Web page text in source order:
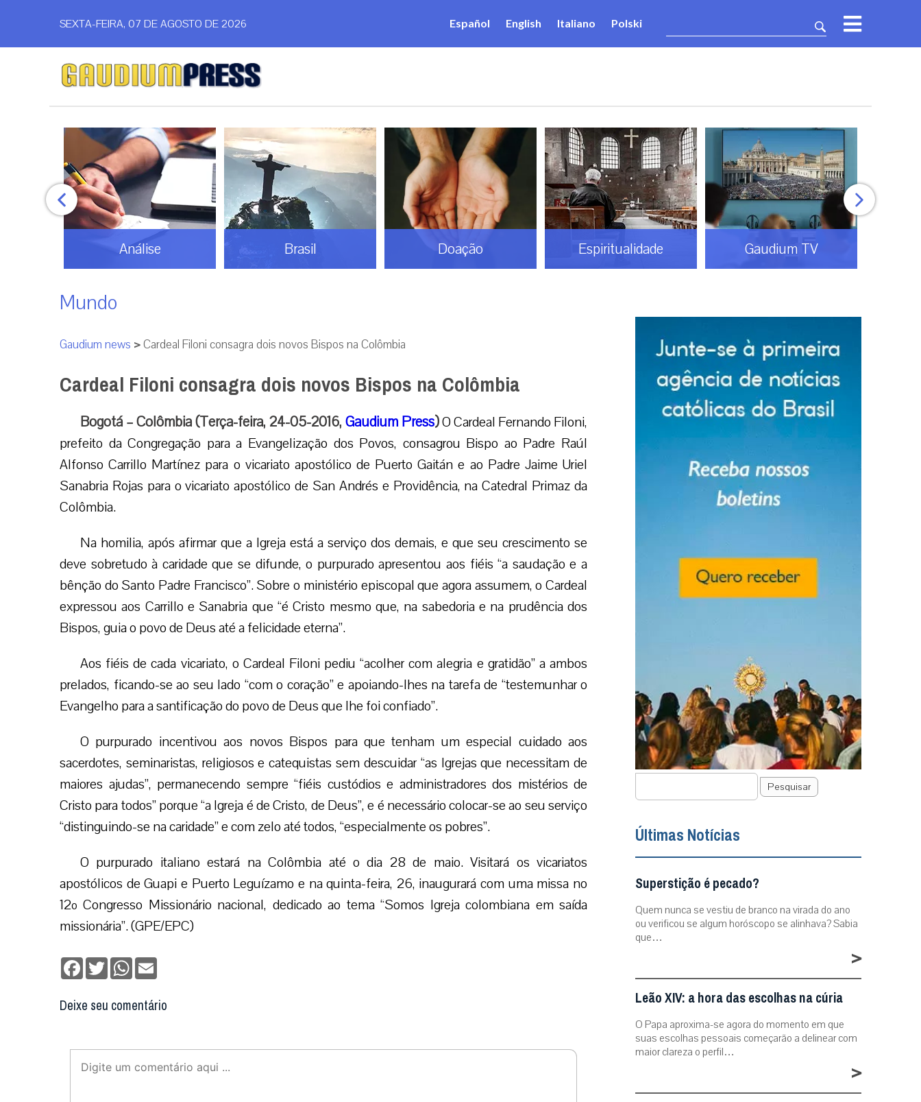
SEXTA-FEIRA, 07 DE AGOSTO DE 2026 Español English Italiano Polski
Análise Brasil Doação Espiritualidade Gaudium TV
Mundo
Gaudium news >Cardeal Filoni consagra dois novos Bispos na Colômbia
Cardeal Filoni consagra dois novos Bispos na Colômbia
Bogotá – Colômbia (Terça-feira, 24-05-2016, Gaudium Press)O Cardeal Fernando Filoni,
prefeito da Congregação para a Evangelização dos Povos, consagrou Bispo ao Padre Raúl
Alfonso Carrillo Martínez para o vicariato apostólico de Puerto Gaitán e ao Padre Jaime Uriel
Sanabria Rojas para o vicariato apostólico de San Andrés e Providência, na Catedral Primaz da
Colômbia.
Na homilia, após afirmar que a Igreja está a serviço dos demais, e que seu crescimento se
deve sobretudo à caridade que se difunde, o purpurado apresentou aos fiéis “a saudação e a
bênção do Santo Padre Francisco”. Sobre o ministério episcopal que agora assumem, o Cardeal
expressou aos Carrillo e Sanabria que “é Cristo mesmo que, na sabedoria e na prudência dos
Bispos, guia o povo de Deus até a felicidade eterna”.
Aos fiéis de cada vicariato, o Cardeal Filoni pediu “acolher com alegria e gratidão” a ambos
prelados, ficando-se ao seu lado “com o coração” e apoiando-lhes na tarefa de “testemunhar o
Evangelho para a santificação do povo de Deus que lhe foi confiado”.
O purpurado incentivou aos novos Bispos para que tenham um especial cuidado aos
sacerdotes, seminaristas, religiosos e catequistas sem descuidar “as Igrejas que necessitam de
maiores ajudas”, permanecendo sempre “fiéis custódios e administradores dos mistérios de
Cristo para todos” porque “a Igreja é de Cristo, de Deus”, e é necessário colocar-se ao seu serviço
“distinguindo-se na caridade” e com zelo até todos, “especialmente os pobres”.
O purpurado italiano estará na Colômbia até o dia 28 de maio. Visitará os vicariatos
apostólicos de Guapi e Puerto Leguízamo e na quinta-feira, 26, inaugurará com uma missa no
12º Congresso Missionário nacional, dedicado ao tema “Somos Igreja colombiana em saída
missionária”. (GPE/EPC)
Facebook
TwitterWhatsApp
Deixe seu comentário
Pesquisar
Últimas Notícias
Superstição é pecado?
Quem nunca se vestiu de branco na virada do ano
ou verificou se algum horóscopo se alinhava? Sabia
que…
>
Leão XIV: a hora das escolhas na cúria
O Papa aproxima-se agora do momento em que
suas escolhas pessoais começarão a delinear com
maior clareza o perfil…
>